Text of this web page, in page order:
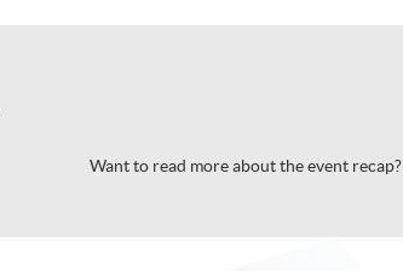
Want to read more about the event recap?